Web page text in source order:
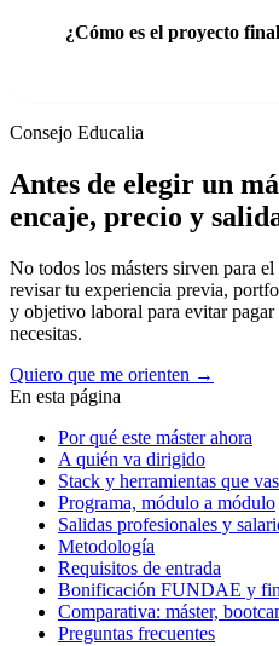
¿Cómo es el proyecto
Consejo Educalia
Antes de elegir un
encaje, precio y
No todos los másters sirven para
revisar tu experiencia previa,
y objetivo laboral para evitar
necesitas.
Quiero que me orienten →
En esta página
Por qué este máster ahora
A quién va dirigido
Stack y herramientas que
Programa, módulo a módulo
Salidas profesionales y
Metodología
Requisitos de entrada
Bonificación FUNDAE y
Comparativa: máster,
Preguntas frecuentes